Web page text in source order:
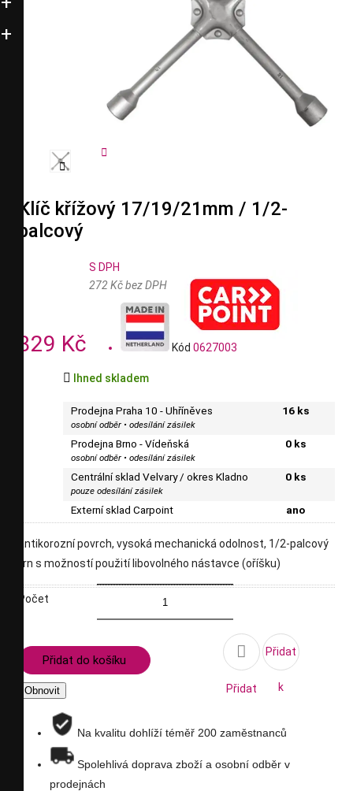


Klíč křížový 17/19/21mm / 1/2-
palcový
329 Kč
S DPH
272 Kč bez DPH
Kód 0627003
 Ihned skladem
Prodejna Praha 10 - Uhříněves
osobní odběr • odesílání zásilek
16 ks
Prodejna Brno - Vídeňská
osobní odběr • odesílání zásilek
0 ks
Centrální sklad Velvary / okres Kladno
pouze odesílání zásilek
0 ks
Externí sklad Carpoint ano
antikorozní povrch, vysoká mechanická odolnost, 1/2-palcový
trn s možností použití libovolného nástavce (oříšku)
Počet
Přidat do košíku 
Přidat
seznam
Přidat
k
Na kvalitu dohlíží téměř 200 zaměstnanců
Spolehlivá doprava zboží a osobní odběr v
prodejnách